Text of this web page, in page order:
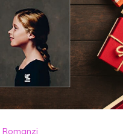
Romanzi